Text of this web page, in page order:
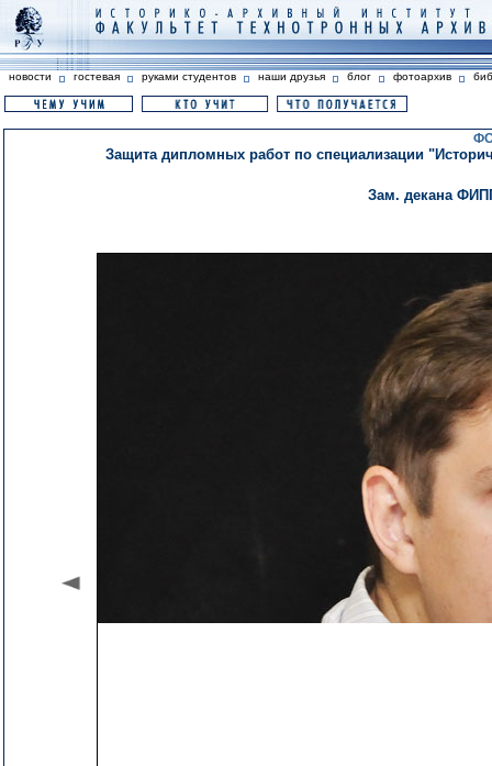
новости гостевая руками студентов наши друзья блог фотоархив
Защита дипломных работ по специализации
Зам. декана